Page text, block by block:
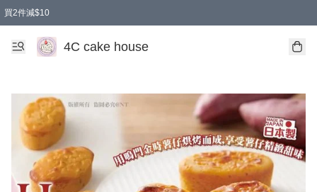
買2件減$10
任選兩件減$10
買兩盒減$10
買兩件減$10
買2件減$10
4C cake house